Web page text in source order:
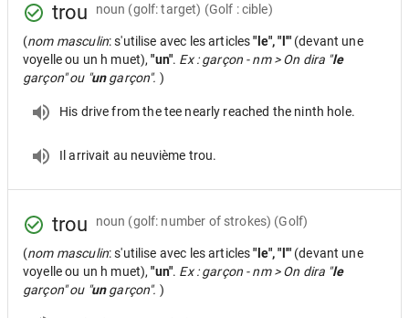
trou noun (golf: target) (Golf : cible)
(nom masculin: s'utilise avec les articles"le", "l'" (devant une
voyelle ou un h muet),"un". Ex : garçon - nm > On dira "le
garçon" ou "ungarçon". )
His drive from the tee nearly reached the ninth hole.
Il arrivait au neuvième trou.
trou noun (golf: number of strokes) (Golf)
(nom masculin: s'utilise avec les articles"le", "l'" (devant une
voyelle ou un h muet),"un". Ex : garçon - nm > On dira "le
garçon" ou "ungarçon". )